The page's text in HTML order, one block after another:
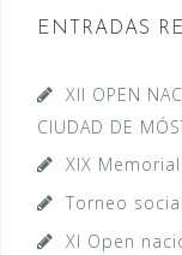
ENTRADAS
XII OPEN
CIUDAD DE
XIX
Torneo
XI Open